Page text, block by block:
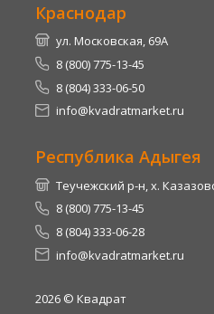
Краснодар
ул. Московская, 69А
8 (800) 775-13-45
8 (804) 333-06-50
info@kvadratmarket.ru
Республика Адыгея
Теучежский р-н, х.
8 (800) 775-13-45
8 (804) 333-06-28
info@kvadratmarket.ru
2026 © Квадрат